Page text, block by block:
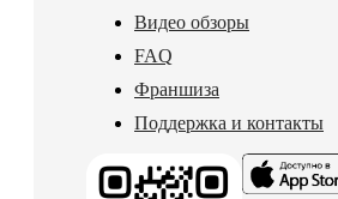
Видео обзоры
FAQ
Франшиза
Поддержка и контакты